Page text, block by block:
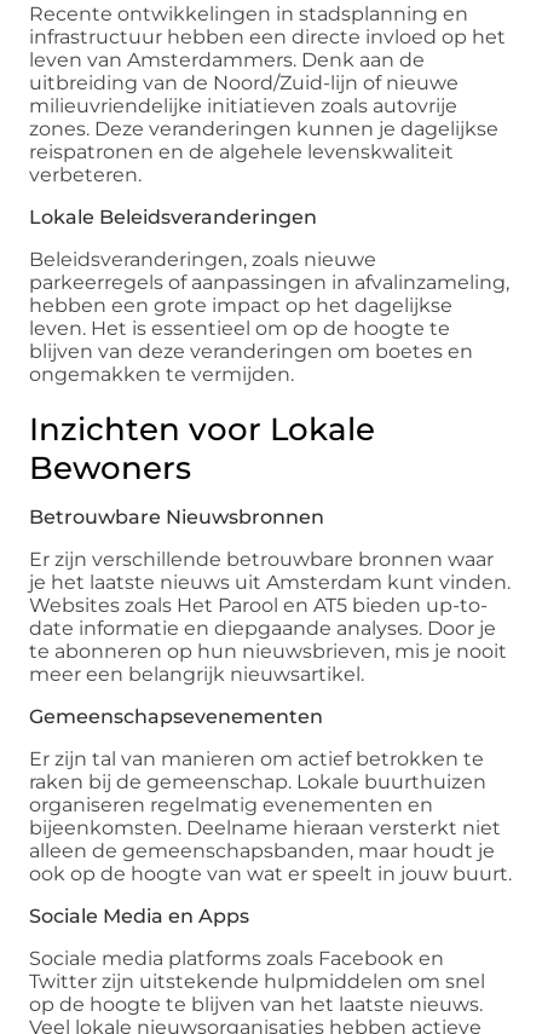
Recente ontwikkelingen in stadsplanning en
infrastructuur hebben een directe invloed op het
leven van Amsterdammers. Denk aan de
uitbreiding van de Noord/Zuid-lijn of nieuwe
milieuvriendelijke initiatieven zoals autovrije
zones. Deze veranderingen kunnen je dagelijkse
reispatronen en de algehele levenskwaliteit
verbeteren.
Lokale Beleidsveranderingen
Beleidsveranderingen, zoals nieuwe
parkeerregels of aanpassingen in afvalinzameling,
hebben een grote impact op het dagelijkse
leven. Het is essentieel om op de hoogte te
blijven van deze veranderingen om boetes en
ongemakken te vermijden.
Inzichten voor Lokale
Bewoners
Betrouwbare Nieuwsbronnen
Er zijn verschillende betrouwbare bronnen waar
je het laatste nieuws uit Amsterdam kunt vinden.
Websites zoals Het Parool en AT5 bieden up-to-
date informatie en diepgaande analyses. Door je
te abonneren op hun nieuwsbrieven, mis je nooit
meer een belangrijk nieuwsartikel.
Gemeenschapsevenementen
Er zijn tal van manieren om actief betrokken te
raken bij de gemeenschap. Lokale buurthuizen
organiseren regelmatig evenementen en
bijeenkomsten. Deelname hieraan versterkt niet
alleen de gemeenschapsbanden, maar houdt je
ook op de hoogte van wat er speelt in jouw buurt.
Sociale Media en Apps
Sociale media platforms zoals Facebook en
Twitter zijn uitstekende hulpmiddelen om snel
op de hoogte te blijven van het laatste nieuws.
Veel lokale nieuwsorganisaties hebben actieve